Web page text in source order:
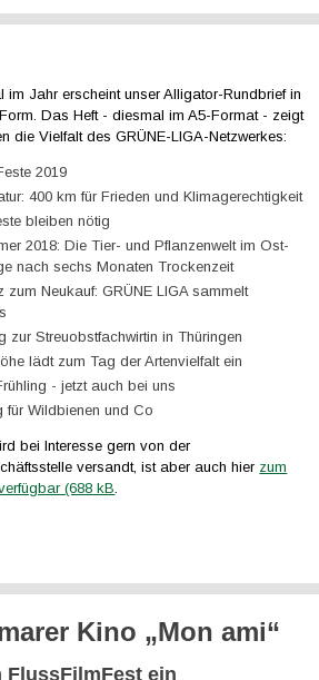
im Jahr erscheint unser Alligator-Rundbrief in
Das Heft - diesmal im A5-Format - zeigt
die Vielfalt des GRÜNE-LIGA-Netzwerkes:
2019
400 km für Frieden und Klimagerechtigkeit
bleiben nötig
2018: Die Tier- und Pflanzenwelt im Ost-
nach sechs Monaten Trockenzeit
zum Neukauf: GRÜNE LIGA sammelt
zur Streuobstfachwirtin in Thüringen
lädt zum Tag der Artenvielfalt ein
- jetzt auch bei uns
für Wildbienen und Co
bei Interesse gern von der
versandt, ist aber auch hier zum
(688 kB.
Kino „Mon ami“
FlussFilmFest ein